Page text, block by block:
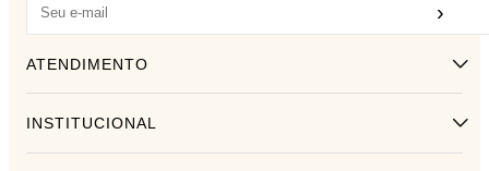
›
ATENDIMENTO
INSTITUCIONAL